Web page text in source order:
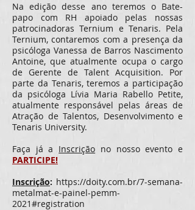
Na edição desse ano teremos o Bate-
papo com RH apoiado pelas nossas
patrocinadoras Ternium e Tenaris. Pela
Ternium, contaremos com a presença da
psicóloga Vanessa de Barros Nascimento
Antoine, que atualmente ocupa o cargo
de Gerente de Talent Acquisition. Por
parte da Tenaris, teremos a participação
da psicóloga Lívia Maria Rabello Petite,
atualmente responsável pelas áreas de
Atração de Talentos, Desenvolvimento e
Tenaris University.
Faça já a Inscrição no nosso evento e
PARTICIPE!
Inscrição: https://doity.com.br/7-semana-
metalmat-e-painel-pemm-
2021#registration